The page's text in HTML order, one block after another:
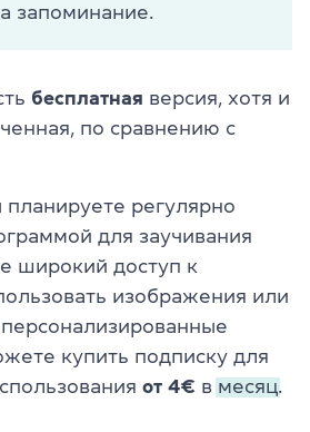
запоминание.
бесплатная версия, хотя и
по сравнению с
регулярно
для заучивания
широкий доступ к
изображения или
купить подписку для
от 4€ в месяц.